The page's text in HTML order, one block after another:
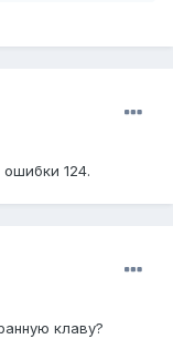
124.
клаву?